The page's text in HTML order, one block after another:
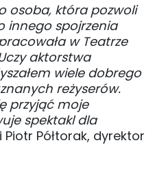
osoba, która pozwoli
innego spojrzenia
w Teatrze
aktorstwa
wiele dobrego
reżyserów.
przyjąć moje
spektakl dla
Półtorak, dyrektor